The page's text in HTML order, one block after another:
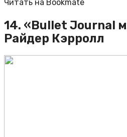
Читать на Bookmate
14. «Bullet Journal
Райдер Кэрролл